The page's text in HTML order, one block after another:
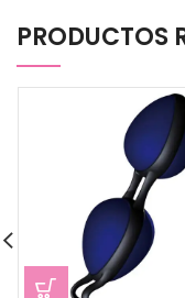
PRODUCTOS